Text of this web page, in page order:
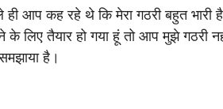
ही आप कह रहे थे कि मेरा गठरी बहुत
तैयार हो गया हूं तो आप मुझे गठरी
है।